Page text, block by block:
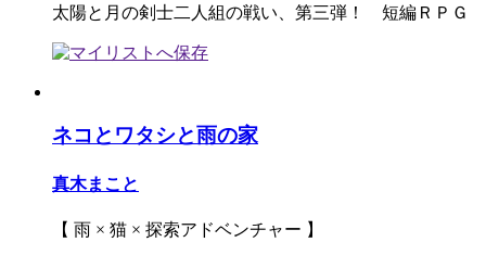
太陽と月の剣士二人組の戦い、第三弾！ 短編ＲＰＧ
ネコとワタシと雨の家
真木まこと
【 雨 × 猫 × 探索アドベンチャー 】